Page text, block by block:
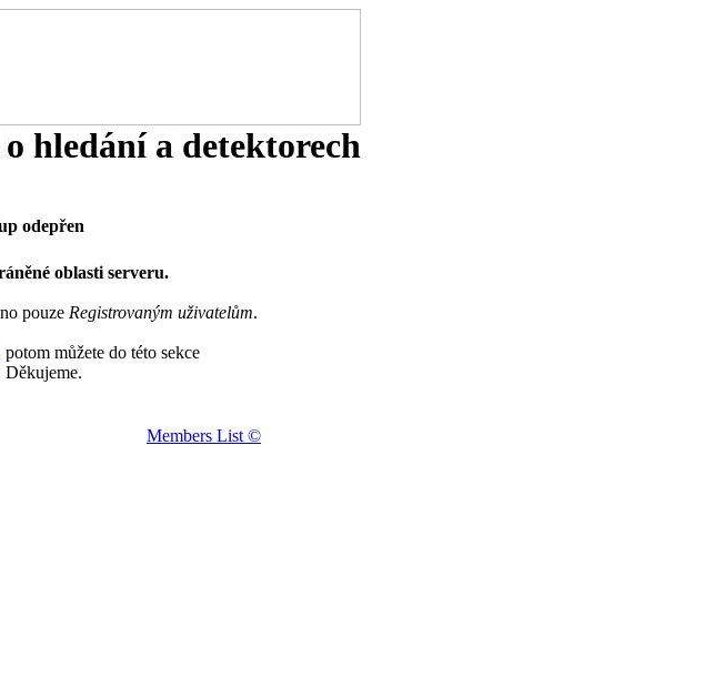
hledání a detektorech
odepřen
oblasti serveru.
pouze Registrovaným uživatelům.
potom můžete do této sekce
Děkujeme.
Members List ©